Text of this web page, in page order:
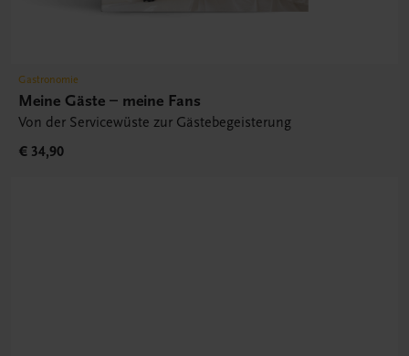
Gastronomie
Meine Gäste – meine Fans
Von der Servicewüste zur Gästebegeisterung
€ 34,90